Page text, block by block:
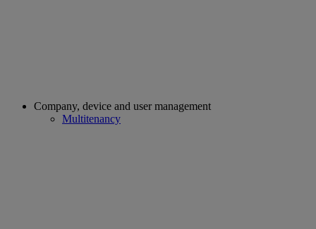
Company, device and user management
Multitenancy